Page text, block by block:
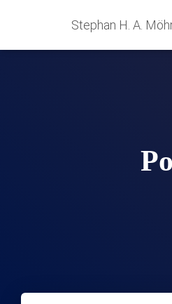
Stephan H. A.